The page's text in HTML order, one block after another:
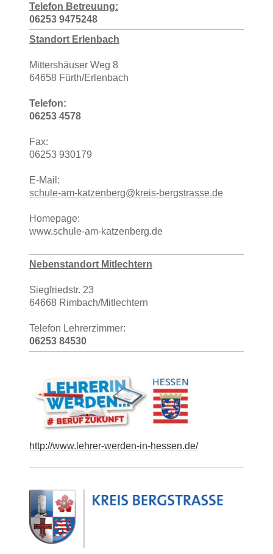
Telefon Betreuung:
06253 9475248
Standort Erlenbach
Mittershäuser Weg 8
64658 Fürth/Erlenbach
Telefon:
06253 4578
Fax:
06253 930179
E-Mail:
schule-am-katzenberg@kreis-bergstrasse.de
Homepage:
www.schule-am-katzenberg.de
Nebenstandort Mitlechtern
Siegfriedstr. 23
64668 Rimbach/Mitlechtern
Telefon Lehrerzimmer:
06253 84530
http://www.lehrer-werden-in-hessen.de/